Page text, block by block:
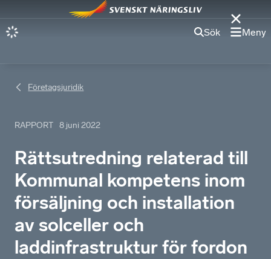
Sök Meny
Företagsjuridik
RAPPORT 8 juni 2022
Rättsutredning relaterad till
Kommunal kompetens inom
försäljning och installation
av solceller och
laddinfrastruktur för fordon